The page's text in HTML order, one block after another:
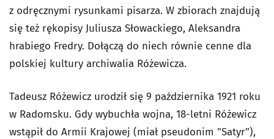
z odręcznymi rysunkami pisarza. W zbiorach znajdują
się też rękopisy Juliusza Słowackiego, Aleksandra
hrabiego Fredry. Dołączą do niech równie cenne dla
polskiej kultury archiwalia Różewicza.
Tadeusz Różewicz urodził się 9 października 1921 roku
w Radomsku. Gdy wybuchła wojna, 18-letni Różewicz
wstąpił do Armii Krajowej (miał pseudonim "Satyr"),